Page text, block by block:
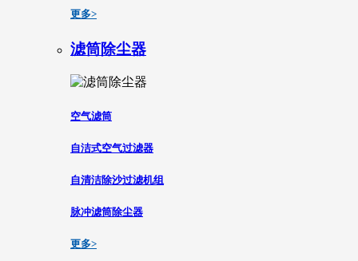
更多>
滤筒除尘器
空气滤筒
自洁式空气过滤器
自清洁除沙过滤机组
脉冲滤筒除尘器
更多>